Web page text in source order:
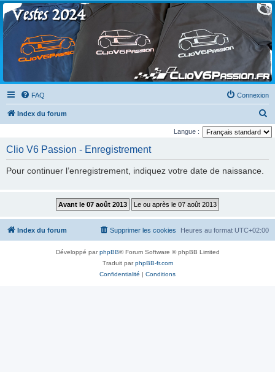
Clio V6 Passion
Le site français des passionnés de Clio V6
FAQ Connexion
Index du forum
e
h
e
Langue :
Clio V6 Passion - Enregistrement
Pour continuer l’enregistrement, indiquez votre date de naissance.
Index du forum Heures au format UTC+02:00
Supprimer les cookies
Développé parphpBB® Forum Software © phpBB Limited
Traduit parphpBB-fr.com
Confidentialité | Conditions